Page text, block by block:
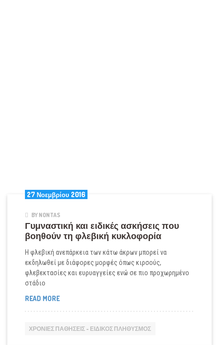
27 Νοεμβρίου 2016
BY NONTAS
Γυμναστική και ειδικές ασκήσεις που
βοηθούν τη φλεβική κυκλοφορία
Η φλεβική ανεπάρκεια των κάτω άκρων μπορεί να
εκδηλωθεί με διάφορες μορφές όπως κιρσούς,
φλεβεκτασίες και ευρυαγγείες ενώ σε πιο προχωρημένο
στάδιο
READ MOREΓΥΜΝΑΣΤΙΚΉ
ΑΣΚΉΣΕΙΣ
ΧΡΌΝΙΕΣ ΠΑΘΉΣΕΙΣ - ΕΙΔΙΚΌΣ ΠΛΗΘΥΣΜΌΣ